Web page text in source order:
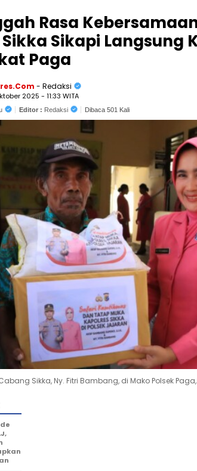
Rasa
Sikapi Langsung
Paga
- Redaksi
2025 - 11:33 WITA
Editor : Redaksi Dibaca 501 Kali
Sikka, Ny. Fitri Bambang, di Mako Polsek